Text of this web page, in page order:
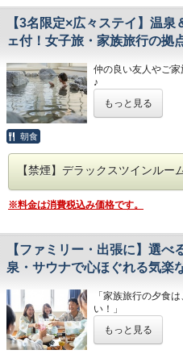
も電車でも安心です
・バリアフリー対応
や大浴場のシャワ
※ハリウッドツイン
ァーベッドをご利用
ソファーベッドの
たします。
朝8：00/9：00にて
制＊
ご希望の方は予約
ッサージ機や、充
ヒーを。
カフェ感覚で自分
い。
【快適な滞在を支え
・無料Wi-Fi完備：
（8:00/9:00、事前
・周辺環境：徒歩5
にも便利。
【元気の源！朝食ビ
しっかりとエネル
を。
バリアフリーへの取
ェア完備など、
すべてのお客様が安
おります。
忙しい毎日に、ちょ
【3名限定×広々ステイ】温
ェ付！女子旅・家族旅行の拠
仲の良い友人やご
♪
広めの「デラック
ゆったりと寛げる3
江戸の宿場町をイ
25時まで営業。
有馬温泉にも匹敵
り癒します。
・サウナ＆リラック
料の挽きたてコーヒ
動マッサージ機で
3人それぞれが自由
ます。
もっと見る
朝食
【禁煙】デラックスツインルー
※料金は消費税込み価格です。
【ファミリー・出張に】選
泉・サウナで心ほぐれる気楽
「家族旅行の夕食
い！」
やりたい…」
そんなお声にお応え
もっと見る